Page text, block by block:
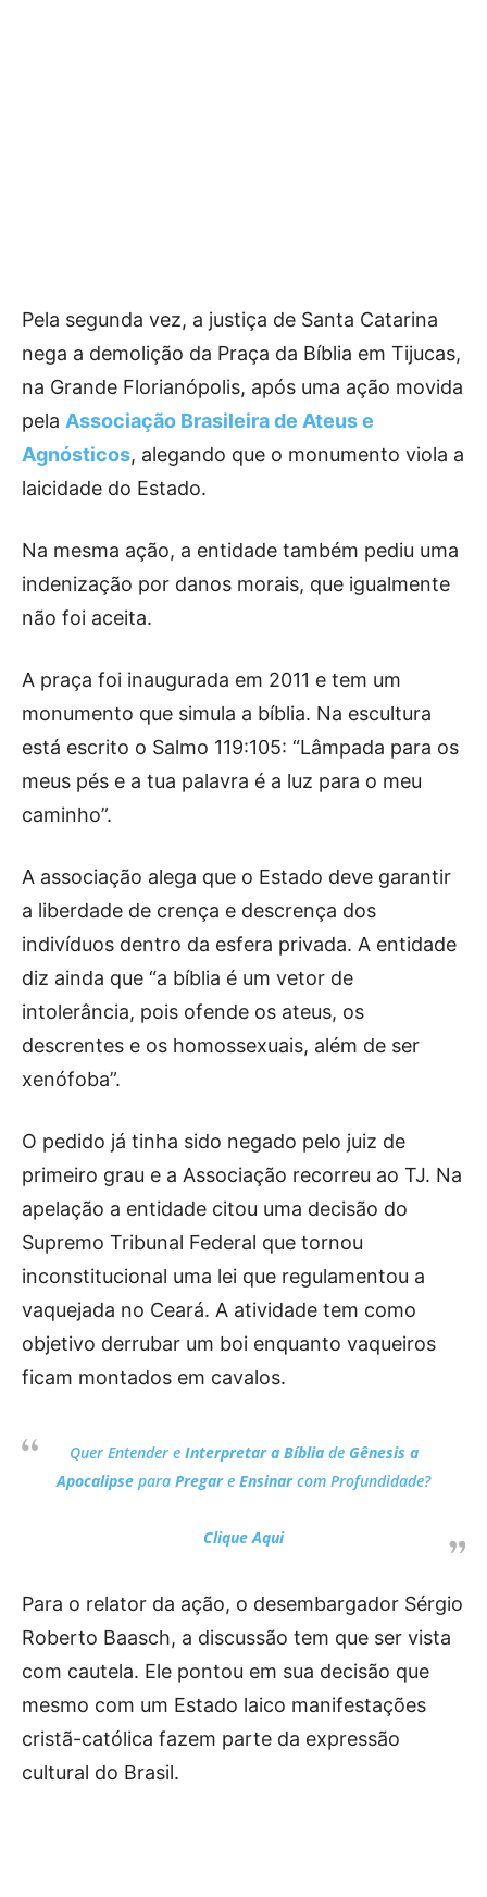
Pela segunda vez, a justiça de Santa Catarina
nega a demolição da Praça da Bíblia em Tijucas,
na Grande Florianópolis, após uma ação movida
pela Associação Brasileira de Ateus e
Agnósticos, alegando que o monumento viola a
laicidade do Estado.
Na mesma ação, a entidade também pediu uma
indenização por danos morais, que igualmente
não foi aceita.
A praça foi inaugurada em 2011 e tem um
monumento que simula a bíblia. Na escultura
está escrito o Salmo 119:105: “Lâmpada para os
meus pés e a tua palavra é a luz para o meu
caminho”.
A associação alega que o Estado deve garantir
a liberdade de crença e descrença dos
indivíduos dentro da esfera privada. A entidade
diz ainda que “a bíblia é um vetor de
intolerância, pois ofende os ateus, os
descrentes e os homossexuais, além de ser
xenófoba”.
O pedido já tinha sido negado pelo juiz de
primeiro grau e a Associação recorreu ao TJ. Na
apelação a entidade citou uma decisão do
Supremo Tribunal Federal que tornou
inconstitucional uma lei que regulamentou a
vaquejada no Ceará. A atividade tem como
objetivo derrubar um boi enquanto vaqueiros
ficam montados em cavalos.
Quer Entender e Interpretar a Bíbliade Gênesis a
Apocalipse para Pregare Ensinarcom Profundidade?
Clique Aqui
Para o relator da ação, o desembargador Sérgio
Roberto Baasch, a discussão tem que ser vista
com cautela. Ele pontou em sua decisão que
mesmo com um Estado laico manifestações
cristã-católica fazem parte da expressão
cultural do Brasil.